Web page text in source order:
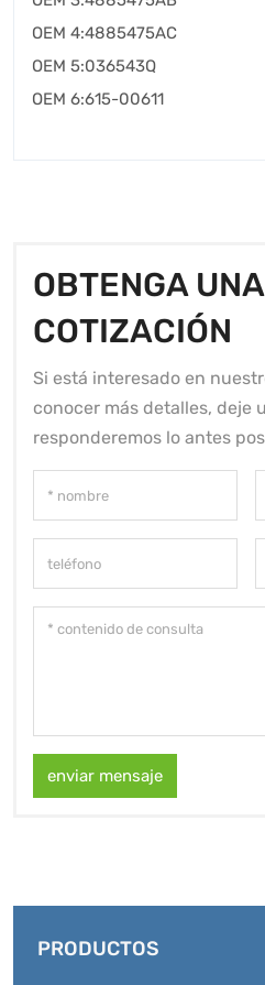
OEM 4:4885475AC
OEM 5:036543Q
OEM 6:615-00611
OBTENGA UNA
COTIZACIÓN
Si está interesado en
conocer más detalles, deje
responderemos lo antes
enviar mensaje
PRODUCTOS